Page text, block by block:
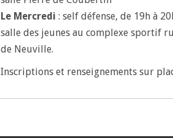
Le Mercredi : self défense, de 19h à
salle des jeunes au complexe sportif
de Neuville.
Inscriptions et renseignements sur